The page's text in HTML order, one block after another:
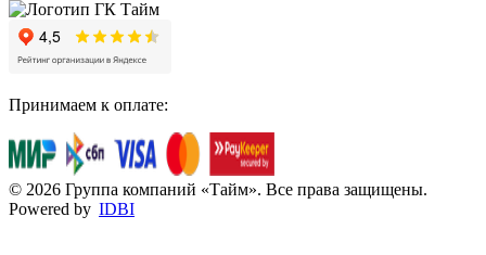
Принимаем к оплате:
© 2026 Группа компаний «Тайм». Все права защищены.
Powered by IDBI